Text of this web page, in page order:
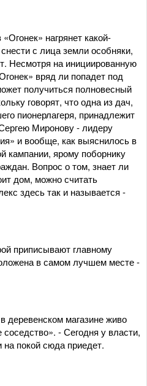
нагрянет какой-
с лица земли особняки,
Несмотря на инициированную
вряд ли попадет под
получиться полновесный
говорят, что одна из дач,
пионерлагеря, принадлежит
Миронову - лидеру
и вообще, как выяснилось в
кампании, ярому поборнику
Вопрос о том, знает ли
дом, можно считать
здесь так и называется -
приписывают главному
в самом лучшем месте -
деревенском магазине живо
- Сегодня у власти,
покой сюда приедет.